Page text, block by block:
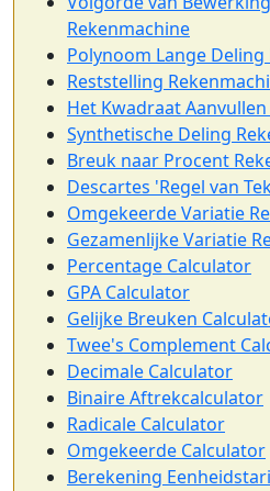
Rekenmachine
Polynoom Lange
Reststelling
Het Kwadraat
Synthetische Deling
Breuk naar Procent
Descartes 'Regel van
Omgekeerde Variatie
Gezamenlijke Variatie
Percentage Calculator
GPA Calculator
Gelijke Breuken
Twee's Complement
Decimale Calculator
Binaire Aftrekcalculator
Radicale Calculator
Omgekeerde Calculator
Berekening